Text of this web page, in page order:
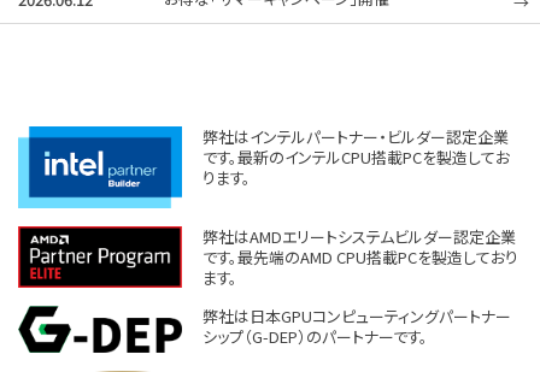
弊社はインテルパートナー・ビルダー認定企業
です。最新のインテルCPU搭載PCを製造してお
ります。
弊社はAMDエリートシステムビルダー認定企業
です。最先端のAMD CPU搭載PCを製造しており
ます。
弊社は日本GPUコンピューティングパートナー
シップ（G-DEP）のパートナーです。